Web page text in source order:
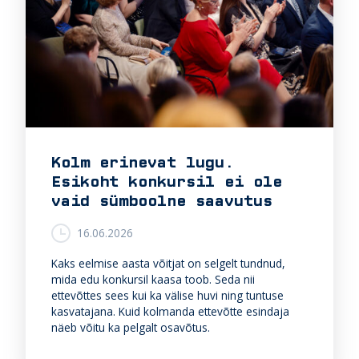
e
:
l
o
o
d
a
s
i
e
k
Kolm erinevat lugu.
Esikoht konkursil ei ole
vaid sümboolne saavutus
16.06.2026
Kaks eelmise aasta võitjat on selgelt tundnud,
mida edu konkursil kaasa toob. Seda nii
ettevõttes sees kui ka välise huvi ning tuntuse
kasvatajana. Kuid kolmanda ettevõtte esindaja
näeb võitu ka pelgalt osavõtus.